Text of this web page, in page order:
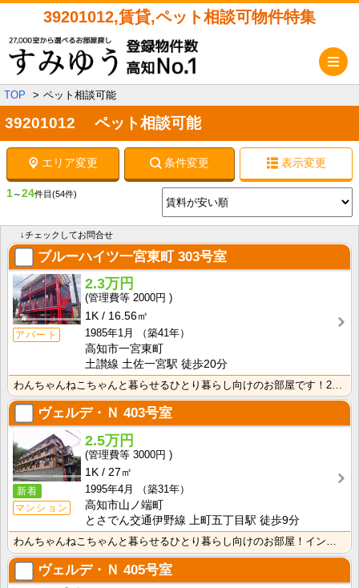
39201012,賃貸,ペット相談可物件特集
TOP ペット相談可能
39201012 ペット相談可能
エリア変更 条件変更 表示変更
1～24件目 (54件)
↓チェックしてお問合せ
ブルーハイツ一宮東町303号室
アパート
2.3万円
2000円
1K
16.56㎡
1985年1月
（築41年）
高知市一宮東町
土讃線 土佐一宮駅 徒歩20分
わんちゃんねこちゃんと暮らせるひとり暮らし向けのお部屋です！2026年6月下旬、ネット無料（Wi-F･･･
ヴェルデ・Ｎ 403号室
新着
マンション
2.5万円
3000円
1K
27㎡
1995年4月
（築31年）
高知市山ノ端町
とさでん交通伊野線 上町五丁目駅 徒歩9分
わんちゃんねこちゃんと暮らせるひとり暮らし向けのお部屋！インターネット月額接続使用無料なので、月々の･･･
ヴェルデ・Ｎ 405号室